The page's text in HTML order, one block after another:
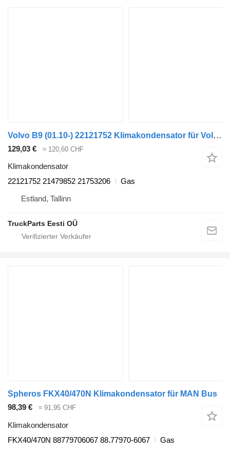
Volvo B9 (01.10-) 22121752 Klimakondensator für Volvo B7, B8, B9, B12 bus (2005-)
129,03 € ≈ 120,60 CHF
Klimakondensator
22121752 21479852 21753206
Gas
Estland, Tallinn
TruckParts Eesti OÜ
Spheros FKX40/470N Klimakondensator für MAN Bus
98,39 €
≈ 91,95 CHF
Klimakondensator
FKX40/470N 88779706067 88.77970-6067
Gas